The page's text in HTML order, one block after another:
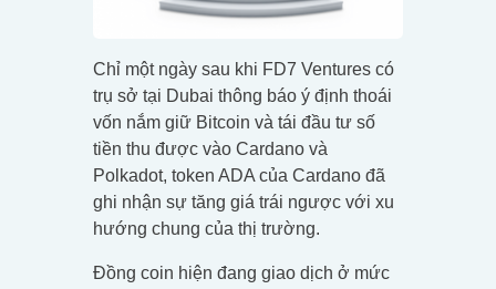
Chỉ một ngày sau khi FD7 Ventures có
trụ sở tại Dubai thông báo ý định thoái
vốn nắm giữ Bitcoin và tái đầu tư số
tiền thu được vào Cardano và
Polkadot, token ADA của Cardano đã
ghi nhận ​​sự tăng giá trái ngược với xu
hướng chung của thị trường.
Đồng coin hiện đang giao dịch ở mức